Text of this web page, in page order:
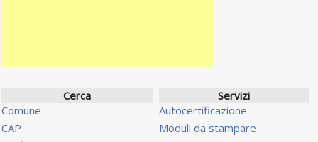
Cerca
Comune
CAP
Servizi
Autocertificazione
Moduli da stampare